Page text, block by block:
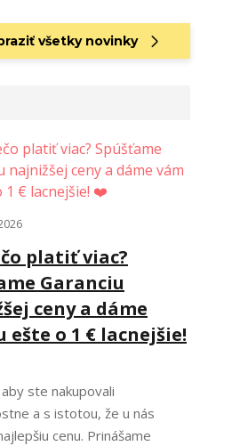
všetky novinky
platiť viac?
Garanciu
ceny a dáme
ešte o 1 € lacnejšie!
ste nakupovali
a s istotou, že u nás
cenu. Prinášame